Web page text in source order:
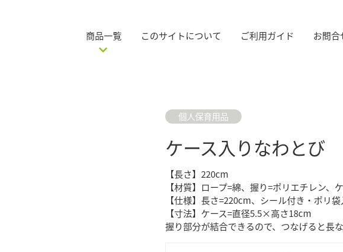
商品一覧 このサイトについて ご利用ガイド お問合
個人保育用品
ケース入りなわとび
【長さ】220cm
【材質】ロープ=綿、握り=ポリエチレン、
【仕様】長さ=220cm、シール付き・ポリ袋
【寸法】ケース=直径5.5×高さ18cm
握り部分が結合できるので、つなげると長